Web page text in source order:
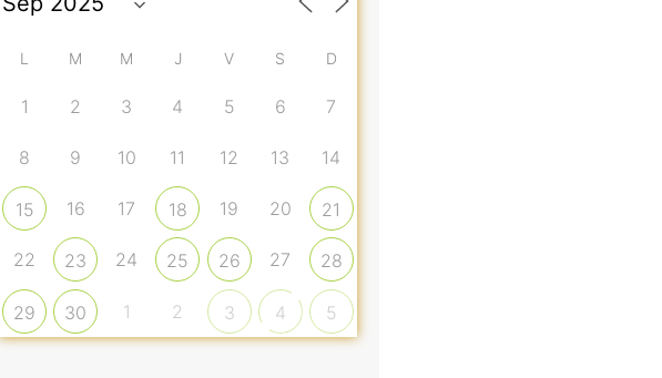
L M M J V S D
1 2 3 4 5 6 7
8 9 10 11 12 13 14
15 16 17 18 19 20 21
22 23 24 25 26 27 28
29 30 1 2 3 4 5